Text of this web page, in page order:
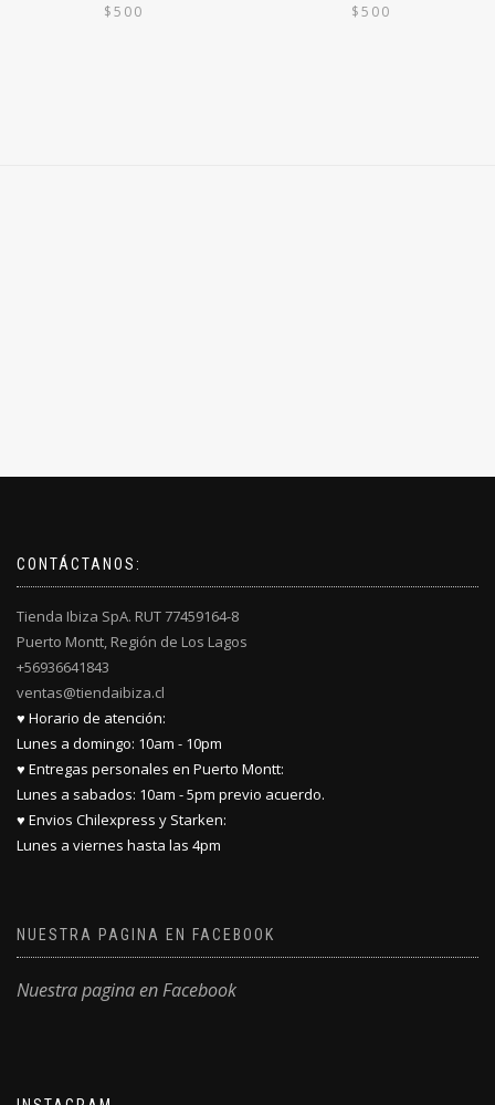
$500 $500
CONTÁCTANOS:
Tienda Ibiza SpA. RUT 77459164-8
Puerto Montt, Región de Los Lagos
+56936641843
ventas@tiendaibiza.cl
♥ Horario de atención:
Lunes a domingo: 10am - 10pm
♥ Entregas personales en Puerto Montt:
Lunes a sabados: 10am - 5pm previo acuerdo.
♥ Envios Chilexpress y Starken:
Lunes a viernes hasta las 4pm
NUESTRA PAGINA EN FACEBOOK
Nuestra pagina en Facebook